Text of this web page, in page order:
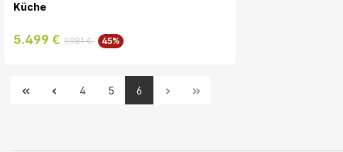
Küche
5.499 € 9.981 € 45%
4 5 6